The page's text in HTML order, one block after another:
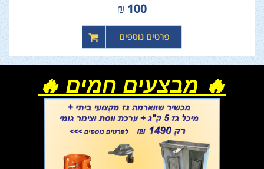
100
₪
🔥 מבצעים חמים 🔥